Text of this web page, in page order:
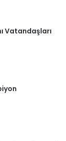
Vatandaşları